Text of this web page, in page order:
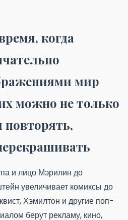
когда
мир
можно не только
повторять,
и лицо Мэрилин до
увеличивает комиксы до
Хэмилтон и другие поп-
берут рекламу, кино,